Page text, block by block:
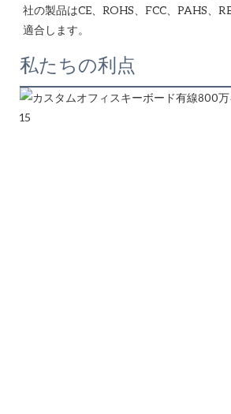
社の製品はCE、ROHS、FCC、PAHS、
私たちの利点